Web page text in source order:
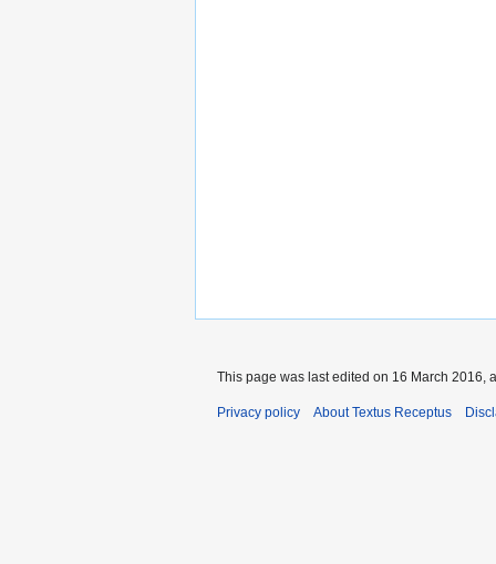
This page was last edited on 16 March 2016,
Privacy policy About Textus Receptus